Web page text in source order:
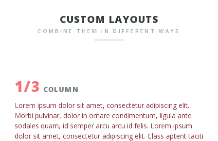
CUSTOM LAYOUTS
COMBINE THEM IN DIFFERENT WAYS
1/3 COLUMN
Lorem ipsum dolor sit amet, consectetur adipiscing elit.
Morbi pulvinar, dolor in ornare condimentum, ligula ante
sodales quam, id semper arcu arcu id felis. Lorem ipsum
dolor sit amet, consectetur adipiscing elit. Class aptent taciti